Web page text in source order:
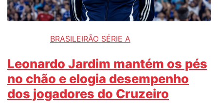
BRASILEIRÃO SÉRIE A
Leonardo Jardim mantém os pés
no chão e elogia desempenho
dos jogadores do Cruzeiro